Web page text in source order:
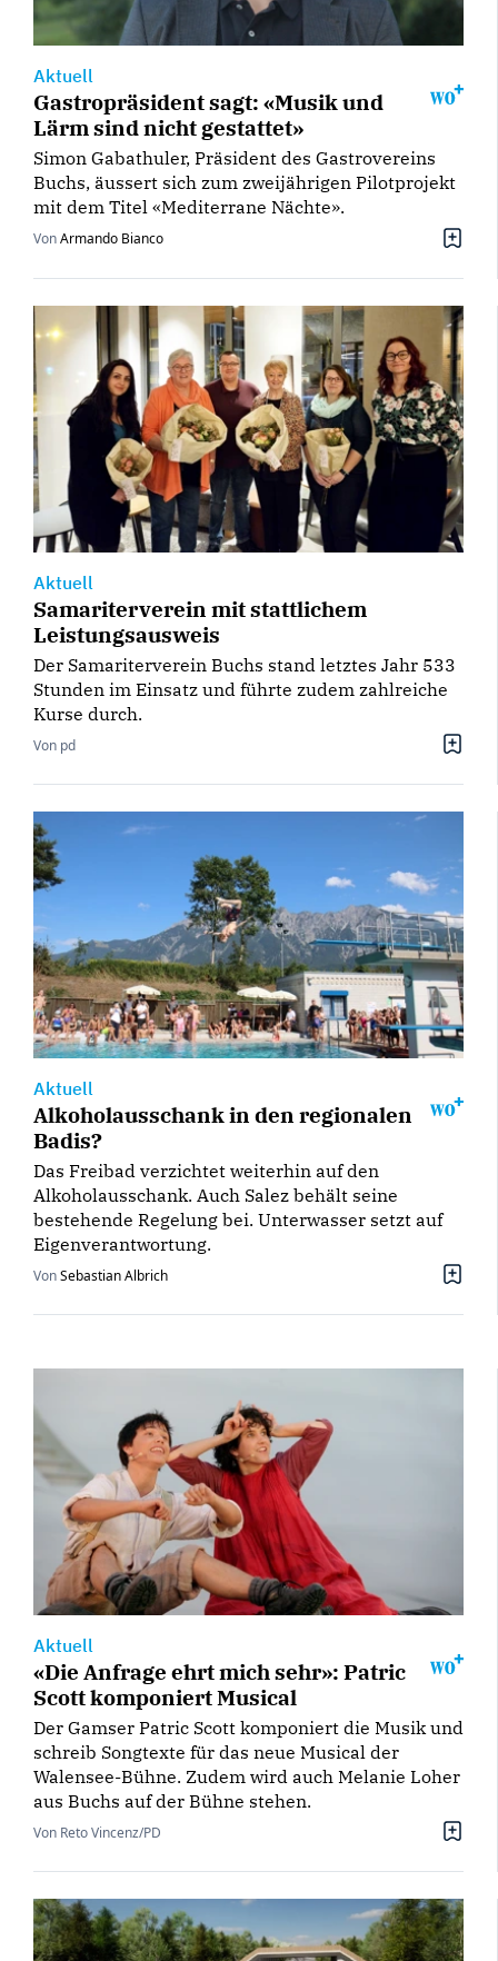
Aktuell
Gastropräsident sagt: «Musik und
Lärm sind nicht gestattet»
Simon Gabathuler, Präsident des Gastrovereins
Buchs, äussert sich zum zweijährigen Pilotprojekt
mit dem Titel «Mediterrane Nächte».
VonArmando Bianco
Aktuell
Samariterverein mit stattlichem
Leistungsausweis
Der Samariterverein Buchs stand letztes Jahr 533
Stunden im Einsatz und führte zudem zahlreiche
Kurse durch.
Von pd
Aktuell
Alkoholausschank in den regionalen
Badis?
Das Freibad verzichtet weiterhin auf den
Alkoholausschank. Auch Salez behält seine
bestehende Regelung bei. Unterwasser setzt auf
Eigenverantwortung.
VonSebastian Albrich
Aktuell
«Die Anfrage ehrt mich sehr»: Patric
Scott komponiert Musical
Der Gamser Patric Scott komponiert die Musik und
schreib Songtexte für das neue Musical der
Walensee-Bühne. Zudem wird auch Melanie Loher
aus Buchs auf der Bühne stehen.
Von Reto Vincenz/PD